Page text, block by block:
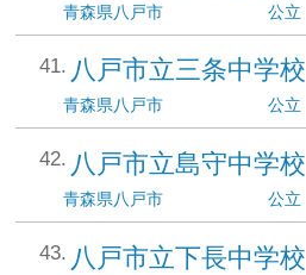
青森県八戸市 公立
八戸市立三条中学校
青森県八戸市 公立
八戸市立島守中学校
青森県八戸市 公立
八戸市立下長中学校